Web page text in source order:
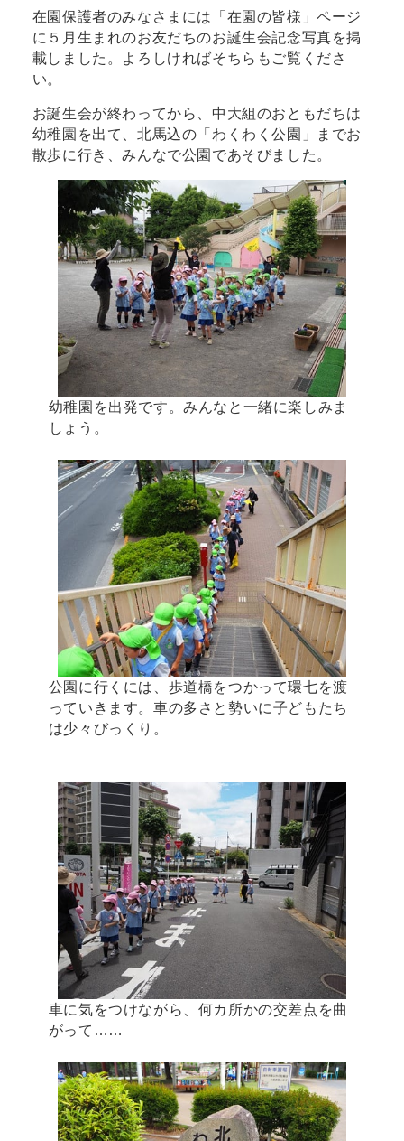
在園保護者のみなさまには「在園の皆様」ページ
に５月生まれのお友だちのお誕生会記念写真を掲
載しました。よろしければそちらもご覧くださ
い。
お誕生会が終わってから、中大組のおともだちは
幼稚園を出て、北馬込の「わくわく公園」までお
散歩に行き、みんなで公園であそびました。
幼稚園を出発です。みんなと一緒に楽しみま
しょう。
公園に行くには、歩道橋をつかって環七を渡
っていきます。車の多さと勢いに子どもたち
は少々びっくり。
車に気をつけながら、何カ所かの交差点を曲
がって……